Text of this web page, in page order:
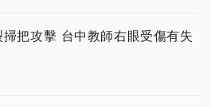
把攻擊 台中教師右眼受傷有失